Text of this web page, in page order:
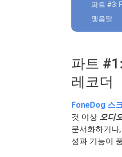
파트 #3:
맺음말
파트
레코더
FoneDog 스
것 이상 오디
문서화하거나
성과 기능이